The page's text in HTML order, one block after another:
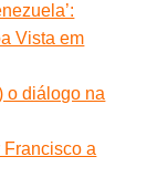
Vista em
o diálogo na
a